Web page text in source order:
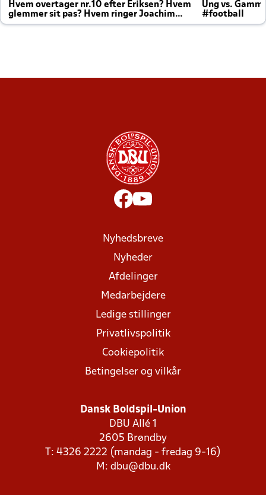
Hvem overtager nr.10 efter Eriksen? Hvem
glemmer sit pas? Hvem ringer Joachim
altid til efter kampe?
Ung vs.
#football
Nyhedsbreve
Nyheder
Afdelinger
Medarbejdere
Ledige stillinger
Privatlivspolitik
Cookiepolitik
Betingelser og vilkår
Dansk Boldspil-Union
DBU Allé 1
2605 Brøndby
T: 4326 2222 (mandag - fredag 9-16)
M: dbu@dbu.dk